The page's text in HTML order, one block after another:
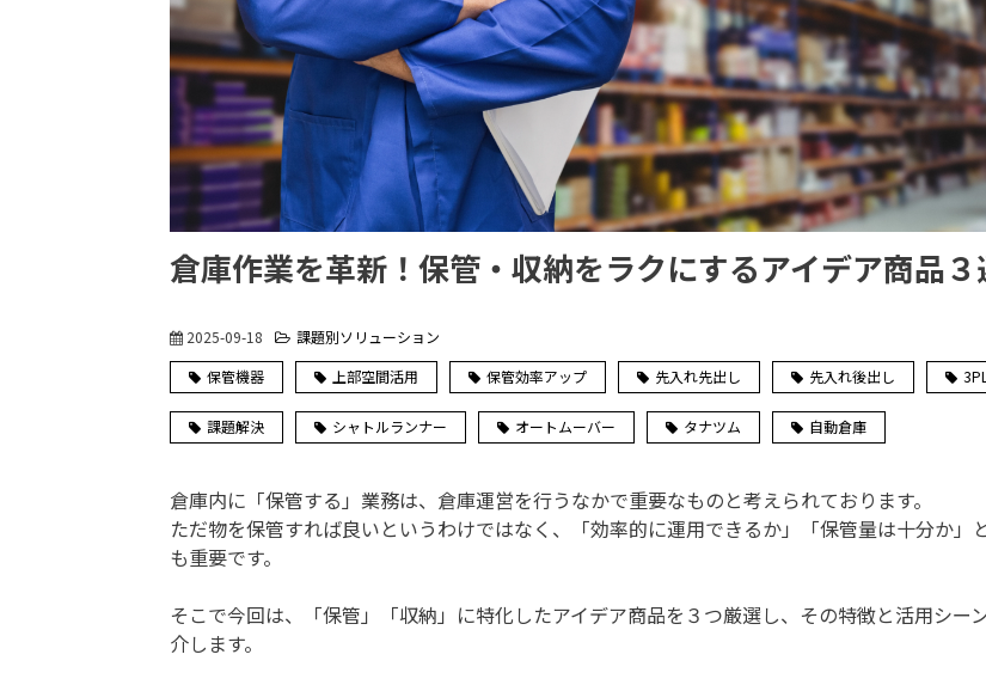
倉庫作業を革新！保管・収納をラクにするアイデア商品３
2025-09-18
課題別ソリューション
保管機器
上部空間活用 保管効率アップ 先入れ先出し 先入れ後出し
課題解決 シャトルランナー オートムーバー タナツム 自動倉庫
倉庫内に「保管する」業務は、倉庫運営を行うなかで重要なものと考えられております。
ただ物を保管すれば良いというわけではなく、「効率的に運用できるか」「保管量は十分か」
も重要です。
そこで今回は、「保管」「収納」に特化したアイデア商品を３つ厳選し、その特徴と活用シー
介します。